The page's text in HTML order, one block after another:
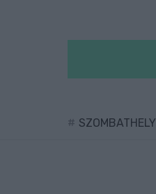
SZOMBATHELY